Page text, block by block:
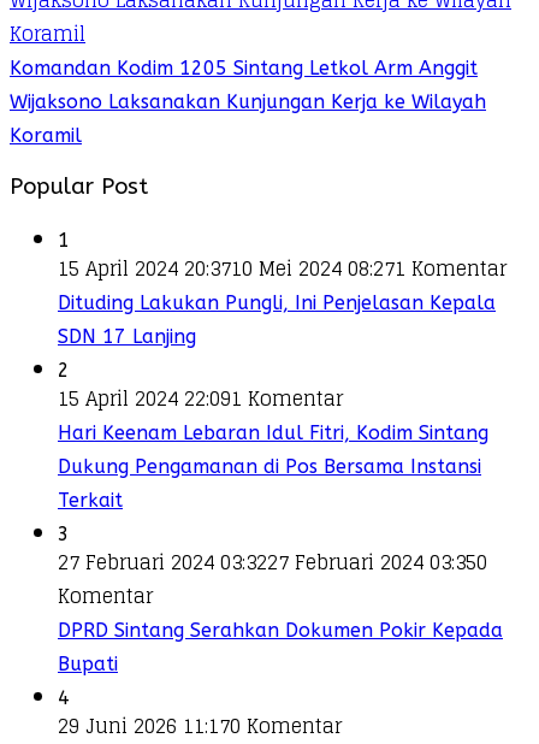
Komandan Kodim 1205 Sintang Letkol Arm Anggit
Wijaksono Laksanakan Kunjungan Kerja ke Wilayah
Koramil
Popular Post
1
15 April 2024 20:3710 Mei 2024 08:271 Komentar
Dituding Lakukan Pungli, Ini Penjelasan Kepala
SDN 17 Lanjing
2
15 April 2024 22:091 Komentar
Hari Keenam Lebaran Idul Fitri, Kodim Sintang
Dukung Pengamanan di Pos Bersama Instansi
Terkait
3
27 Februari 2024 03:3227 Februari 2024 03:350
Komentar
DPRD Sintang Serahkan Dokumen Pokir Kepada
Bupati
4
29 Juni 2026 11:170 Komentar